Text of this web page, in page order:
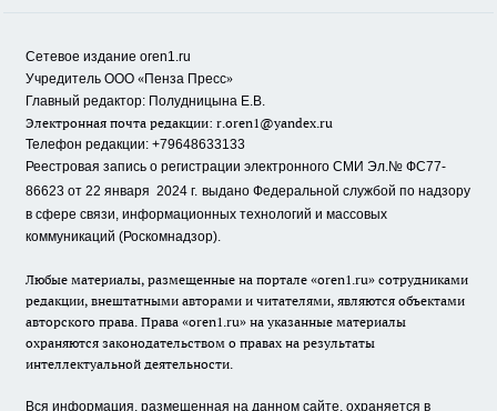
Сетевое издание oren1.ru
Учредитель ООО «Пенза Пресс»
Главный редактор: Полудницына Е.В.
Электронная почта редакции: r.oren1@yandex.ru
Телефон редакции: +79648633133
Реестровая запись о регистрации электронного СМИ Эл.№ ФС77-
86623 от 22 января 2024 г. выдано Федеральной службой по надзору
в сфере связи, информационных технологий и массовых
коммуникаций (Роскомнадзор).
Любые материалы, размещенные на портале «oren1.ru» сотрудниками
редакции, внештатными авторами и читателями, являются объектами
авторского права. Права «oren1.ru» на указанные материалы
охраняются законодательством о правах на результаты
интеллектуальной деятельности.
Вся информация, размещенная на данном сайте, охраняется в